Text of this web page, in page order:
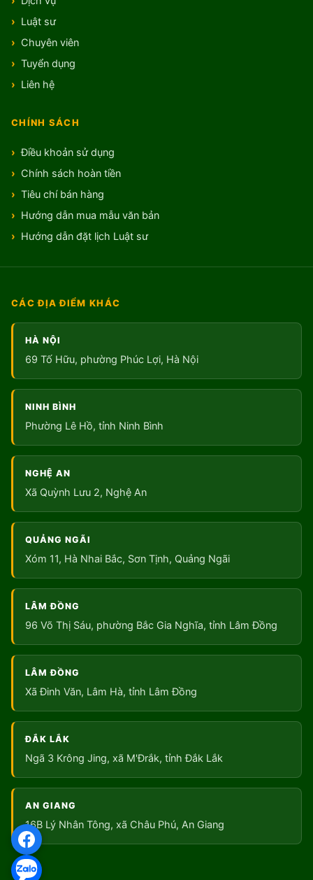
Luật sư
Chuyên viên
Tuyển dụng
Liên hệ
CHÍNH SÁCH
Điều khoản sử dụng
Chính sách hoàn tiền
Tiêu chí bán hàng
Hướng dẫn mua mẫu văn bản
Hướng dẫn đặt lịch Luật sư
CÁC ĐỊA ĐIỂM KHÁC
HÀ NỘI
69 Tố Hữu, phường Phúc Lợi, Hà Nội
NINH BÌNH
Phường Lê Hồ, tỉnh Ninh Bình
NGHỆ AN
Xã Quỳnh Lưu 2, Nghệ An
QUẢNG NGÃI
Xóm 11, Hà Nhai Bắc, Sơn Tịnh, Quảng Ngãi
LÂM ĐỒNG
96 Võ Thị Sáu, phường Bắc Gia Nghĩa, tỉnh Lâm Đồng
LÂM ĐỒNG
Xã Đinh Văn, Lâm Hà, tỉnh Lâm Đồng
ĐẮK LẮK
Ngã 3 Krông Jing, xã M'Đrắk, tỉnh Đắk Lắk
AN GIANG
16B Lý Nhân Tông, xã Châu Phú, An Giang